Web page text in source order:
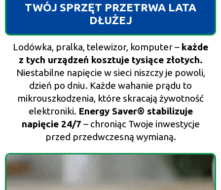
TWÓJ SPRZĘT PRZETRWA LATA
DŁUŻEJ
Lodówka, pralka, telewizor, komputer – każde
z tych urządzeń kosztuje tysiące złotych.
Niestabilne napięcie w sieci niszczy je powoli,
dzień po dniu. Każde wahanie prądu to
mikrouszkodzenia, które skracają żywotność
elektroniki. Energy Saver® stabilizuje
napięcie 24/7 – chroniąc Twoje inwestycje
przed przedwczesną wymianą.